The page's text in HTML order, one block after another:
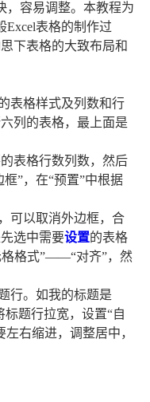
，容易调整。本教程为
Excel表格的制作过
下表格的大致布局和
表格样式及列数和行
列的表格，最上面是
表格行数列数，然后
”，在“预置”中根据
可以取消外边框，合
选中需要设置的表格
格格式”――“对齐”，然
行。如我的标题是
题行拉宽，设置“自
右缩进，调整居中，